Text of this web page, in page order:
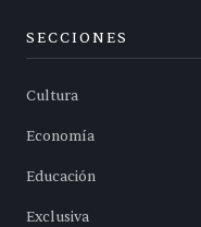
SECCIONES
Cultura
Economía
Educación
Exclusiva